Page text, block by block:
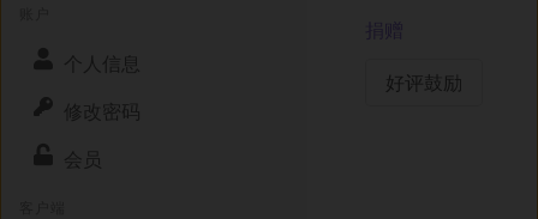
个人信息
修改密码
会员
捐赠
好评鼓励